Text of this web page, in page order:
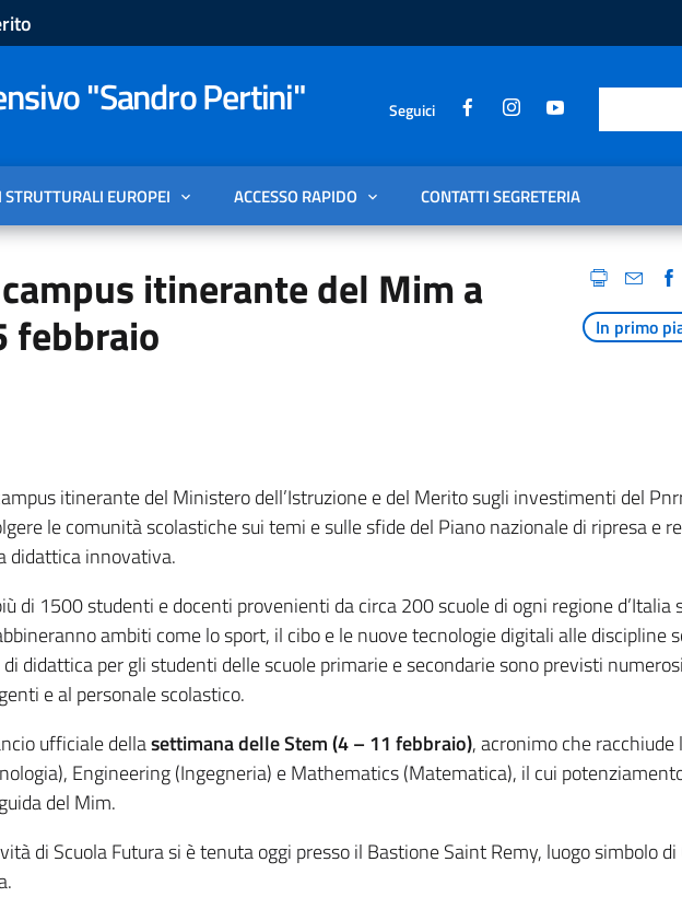
"Sandro Pertini" Seguici
STRUTTURALI EUROPEI ACCESSO RAPIDO CONTATTI SEGRETERIA
itinerante del Mim a
febbraio In primo
itinerante del Ministero dell’Istruzione e del Merito sugli investimenti del
le comunità scolastiche sui temi e sulle sfide del Piano nazionale di ripresa e
didattica innovativa.
di 1500 studenti e docenti provenienti da circa 200 scuole di ogni regione d’Italia
ambiti come lo sport, il cibo e le nuove tecnologie digitali alle discipline
didattica per gli studenti delle scuole primarie e secondarie sono previsti
e al personale scolastico.
ufficiale dellasettimana delle Stem (4 – 11 febbraio), acronimo che racchiude
Engineering (Ingegneria) e Mathematics (Matematica), il cui
del Mim.
di Scuola Futura si è tenuta oggi presso il Bastione Saint Remy, luogo simbolo di